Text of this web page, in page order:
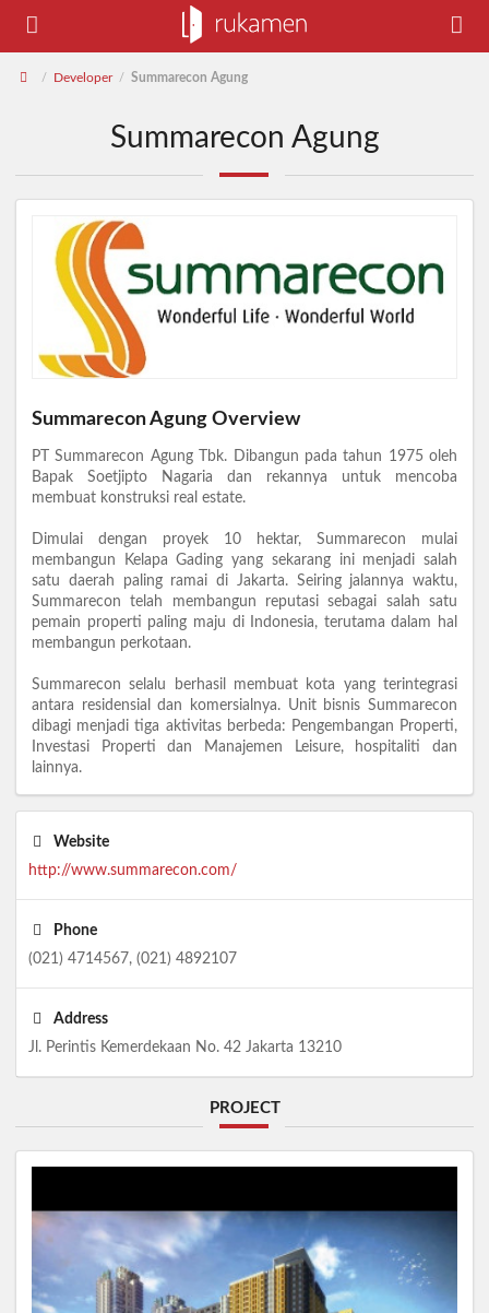
/ Developer / Summarecon Agung
Summarecon Agung
Summarecon Agung Overview
PT Summarecon Agung Tbk. Dibangun pada tahun 1975 oleh
Bapak Soetjipto Nagaria dan rekannya untuk mencoba
membuat konstruksi real estate.
Dimulai dengan proyek 10 hektar, Summarecon mulai
membangun Kelapa Gading yang sekarang ini menjadi salah
satu daerah paling ramai di Jakarta. Seiring jalannya waktu,
Summarecon telah membangun reputasi sebagai salah satu
pemain properti paling maju di Indonesia, terutama dalam hal
membangun perkotaan.
Summarecon selalu berhasil membuat kota yang terintegrasi
antara residensial dan komersialnya. Unit bisnis Summarecon
dibagi menjadi tiga aktivitas berbeda: Pengembangan Properti,
Investasi Properti dan Manajemen Leisure, hospitaliti dan
lainnya.
Website
http://www.summarecon.com/
Phone
(021) 4714567, (021) 4892107
Address
Jl. Perintis Kemerdekaan No. 42 Jakarta 13210
PROJECT